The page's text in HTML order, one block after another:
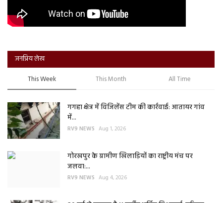
जनप्रिय लेख
This Week This Month All Time
गगहा क्षेत्र में विजिलेंस टीम की कार्रवाई: आतायर गांव
में...
RV9 NEWS Aug 1, 2026
गोरखपुर के ग्रामीण खिलाड़ियों का राष्ट्रीय मंच पर
जलवा:...
RV9 NEWS Aug 4, 2026